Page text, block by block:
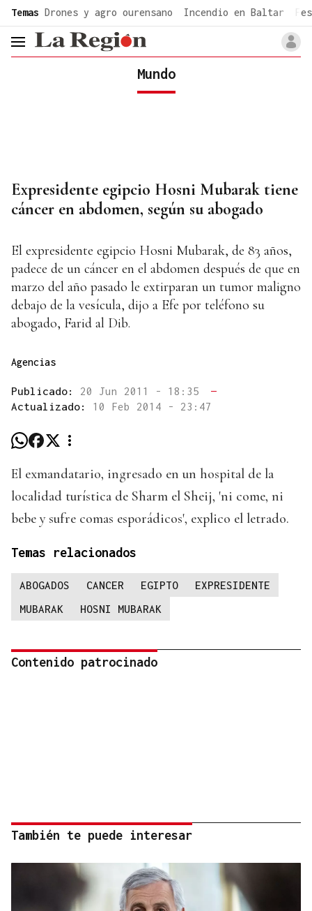
Temas Drones y agro ourensano Incendio en Baltar
header.menu.open
Mundo
Expresidente egipcio Hosni Mubarak tiene
cáncer en abdomen, según su abogado
El expresidente egipcio Hosni Mubarak, de 83 años,
padece de un cáncer en el abdomen después de que en
marzo del año pasado le extirparan un tumor maligno
debajo de la vesícula, dijo a Efe por teléfono su
abogado, Farid al Dib.
Agencias
Publicado: 20 Jun 2011 - 18:35
—
Actualizado: 10 Feb 2014 - 23:47
El exmandatario, ingresado en un hospital de la
localidad turística de Sharm el Sheij, 'ni come, ni
bebe y sufre comas esporádicos', explico el letrado.
Temas relacionados
ABOGADOS CANCER EGIPTO
EXPRESIDENTE
MUBARAK
HOSNI MUBARAK
Contenido patrocinado
También te puede interesar